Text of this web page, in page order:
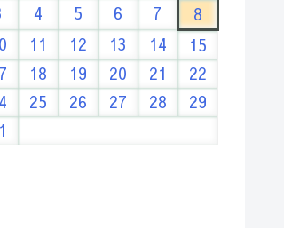
4 5 6 7
8
11 12 13 14
15
18 19 20 21
22
25 26 27 28
29